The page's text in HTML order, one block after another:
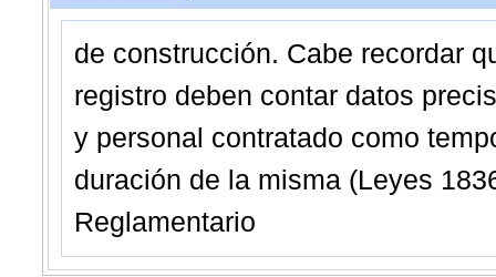
de construcción. Cabe recordar
registro deben contar datos
y personal contratado como
duración de la misma (Leyes
Reglamentario